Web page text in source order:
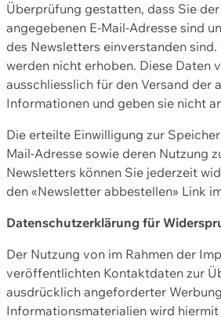
Überprüfung gestatten, dass Sie
angegebenen E-Mail-Adresse sind
des Newsletters einverstanden
werden nicht erhoben. Diese Daten
ausschliesslich für den Versand der
Informationen und geben sie nicht
Die erteilte Einwilligung zur
Mail-Adresse sowie deren Nutzung
Newsletters können Sie jederzeit
den «Newsletter abbestellen» Link
Datenschutzerklärung für
Der Nutzung von im Rahmen der
veröffentlichten Kontaktdaten zur
ausdrücklich angeforderter
Informationsmaterialien wird